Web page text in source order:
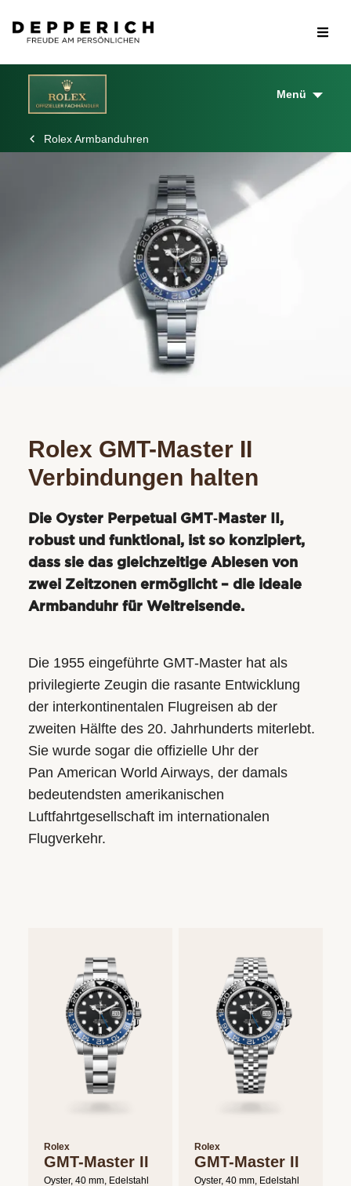
Menü
Rolex Armbanduhren
Rolex GMT-Master II
Verbindungen halten
Die Oyster Perpetual GMT‑Master II,
robust und funktional, ist so konzipiert,
dass sie das gleichzeitige Ablesen von
zwei Zeitzonen ermöglicht – die ideale
Armbanduhr für Weltreisende.
Die 1955 eingeführte GMT‑Master hat als
privilegierte Zeugin die rasante Entwicklung
der interkontinentalen Flugreisen ab der
zweiten Hälfte des 20. Jahrhunderts miterlebt.
Sie wurde sogar die offizielle Uhr der
Pan American World Airways, der damals
bedeutendsten amerikanischen
Luftfahrtgesellschaft im internationalen
Flugverkehr.
Rolex
GMT-Master II
Oyster, 40 mm, Edelstahl
Rolex
GMT-Master II
Oyster, 40 mm, Edelstahl